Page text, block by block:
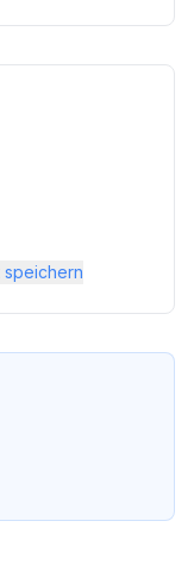
speichern